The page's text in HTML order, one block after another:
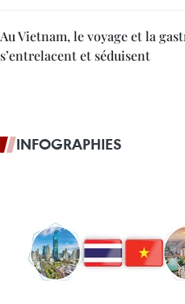
Au Vietnam, le voyage et la
s’entrelacent et séduisent
INFOGRAPHIES